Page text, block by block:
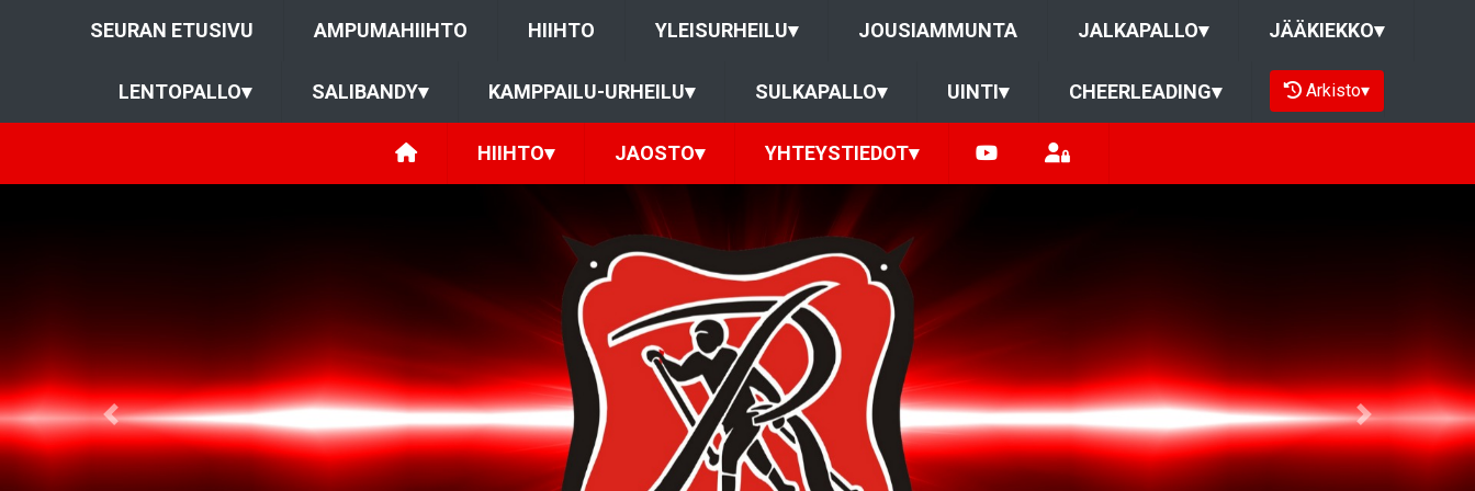
SEURAN ETUSIVU AMPUMAHIIHTO HIIHTO YLEISURHEILU▾ JOUSIAMMUNTA JALKAPALLO▾ JÄÄKIEKKO▾
LENTOPALLO▾ SALIBANDY▾ KAMPPAILU-URHEILU▾ SULKAPALLO▾ UINTI▾ CHEERLEADING▾ Arkisto▾
HIIHTO▾ JAOSTO▾ YHTEYSTIEDOT▾
Previous Next